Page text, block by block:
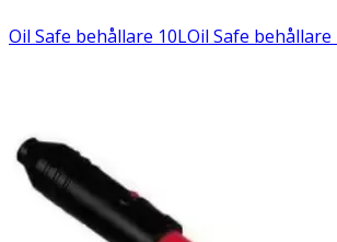
Oil Safe behållare 10LOil Safe behållare